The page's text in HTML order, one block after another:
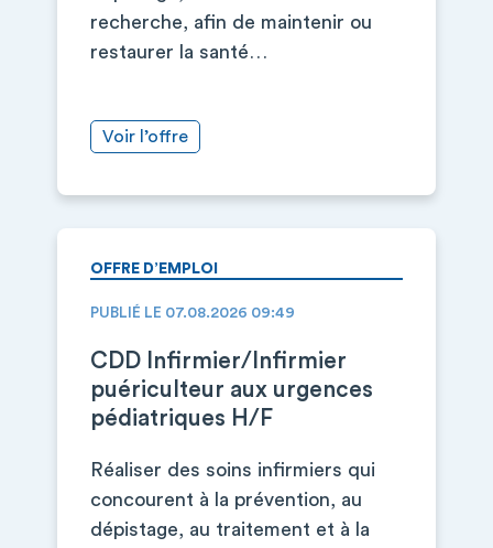
recherche, afin de maintenir ou
restaurer la santé…
Voir l’offre
OFFRE D’EMPLOI
PUBLIÉ LE 07.08.2026 09:49
CDD Infirmier/Infirmier
puériculteur aux urgences
pédiatriques H/F
Réaliser des soins infirmiers qui
concourent à la prévention, au
dépistage, au traitement et à la